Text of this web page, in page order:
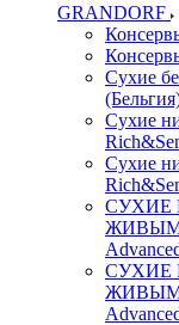
GRANDORF
Сухие
Сухие
Сухие
СУХИЕ
СУХИЕ